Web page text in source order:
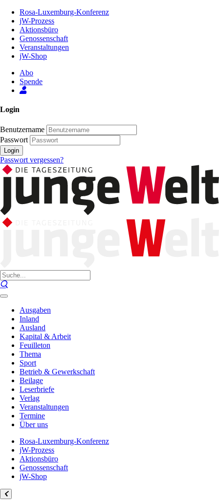
Inhalt
Seite
Rosa-Luxemburg-Konferenz
jW-Prozess
Aktionsbüro
Genossenschaft
Veranstaltungen
jW-Shop
Abo
Spende
Login
Benutzername
Passwort
Login
Passwort vergessen?
Ausgaben
Inland
Ausland
Kapital & Arbeit
Feuilleton
Thema
Sport
Betrieb & Gewerkschaft
Beilage
Leserbriefe
Verlag
Veranstaltungen
Termine
Über uns
Rosa-Luxemburg-Konferenz
jW-Prozess
Aktionsbüro
Genossenschaft
jW-Shop